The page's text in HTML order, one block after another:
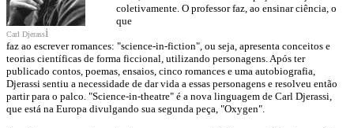
Carl Djerassi
coletivamente. O professor faz, ao ensinar ciência, o
que
faz ao escrever romances: "science-in-fiction", ou seja, apresenta conceitos e
teorias científicas de forma ficcional, utilizando personagens. Após ter
publicado contos, poemas, ensaios, cinco romances e uma autobiografia,
Djerassi sentiu a necessidade de dar vida a essas personagens e resolveu então
partir para o palco. "Science-in-theatre" é a nova linguagem de Carl Djerassi,
que está na Europa divulgando sua segunda peça, "Oxygen".